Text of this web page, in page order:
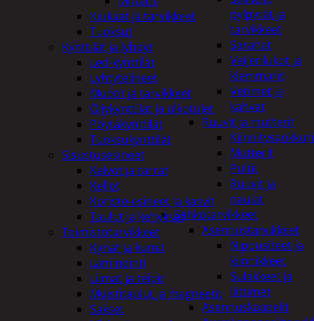
pylpyrät ja
tarvikkeet
Saranat
Vaijerilukot ja
klemmarit
Vetimet ja
kahvat
Ruuvit ja mutterit
Mutterit
Pultit
Ruuvit ja
naulat
Sähkötarvikkeet
Asennustarvikkeet
Nippusiteet ja
kiinnikkeet
Sulakkeet ja
liittimet
Asennuskaapelit
Kiukaat ja tarvikkeet
Tuoksut
Kynttilät ja lyhdyt
Led-kynttilät
Lyhtytelineet
Muotit ja tarvikkeet
Öljykynttilät ja ulkotulet
Pöytäkynttilät
Tuoksukynttilät
Sisustusesineet
Kalvot ja tarrat
Kellot
Koriste-esineet ja kasvit
Taulut ja kehykset
Toimistotarvikkeet
Kynät ja kumit
Laminointi
Liimat ja teipit
Muistitaulut ja magneetit
Sakset